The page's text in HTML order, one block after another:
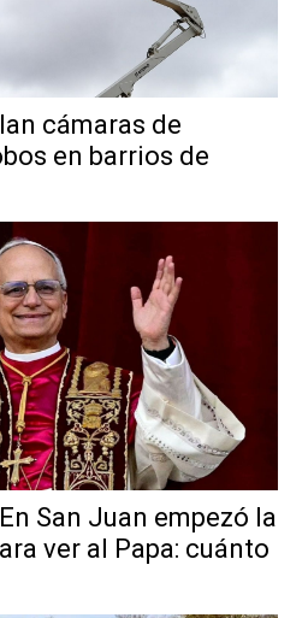
cámaras de
en barrios de
En San Juan empezó la
ver al Papa: cuánto